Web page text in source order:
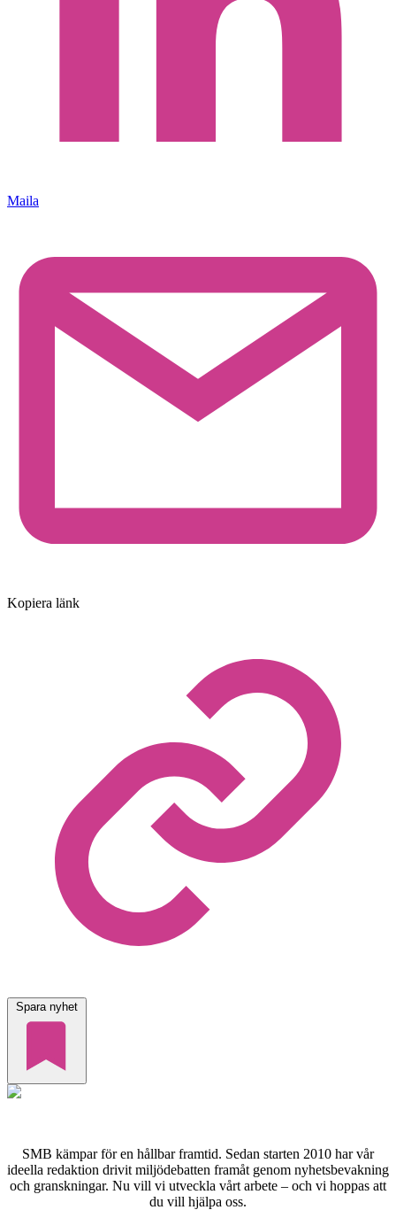
Maila
Kopiera länk
Spara nyhet
SMB kämpar för en hållbar framtid. Sedan starten 2010 har vår
ideella redaktion drivit miljödebatten framåt genom nyhetsbevakning
och granskningar. Nu vill vi utveckla vårt arbete – och vi hoppas att
du vill hjälpa oss.